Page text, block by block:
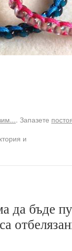
. Запазете
и
да бъде